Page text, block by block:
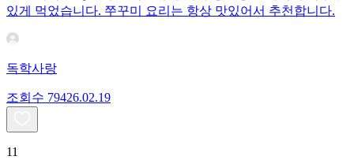
있게 먹었습니다. 쭈꾸미 요리는 항상 맛있어서 추천합니다.
독학사랑
조회수 79426.02.19
11